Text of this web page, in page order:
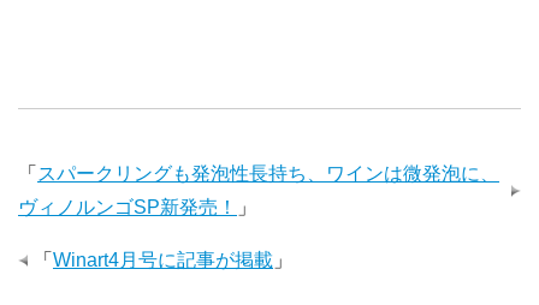
「 スパークリングも発泡性長持ち、ワインは微発泡に、
ヴィノルンゴSP新発売！
」
「 Winart4月号に記事が掲載 」